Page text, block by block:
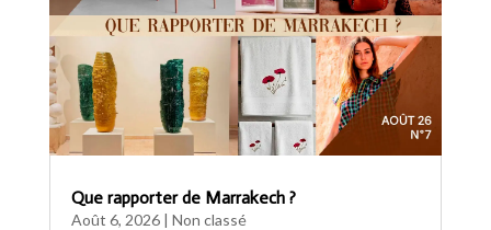
Que rapporter de Marrakech ?
Août 6, 2026| Non classé